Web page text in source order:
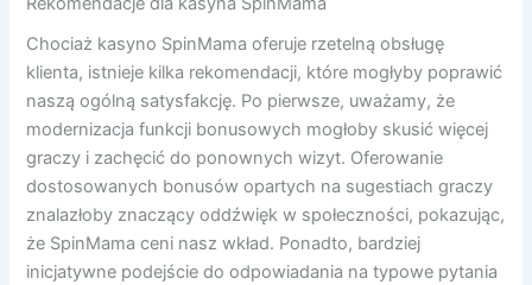
Chociaż kasyno SpinMama oferuje rzetelną obsługę
klienta, istnieje kilka rekomendacji, które mogłyby poprawić
naszą ogólną satysfakcję. Po pierwsze, uważamy, że
modernizacja funkcji bonusowych mogłoby skusić więcej
graczy i zachęcić do ponownych wizyt. Oferowanie
dostosowanych bonusów opartych na sugestiach graczy
znalazłoby znaczący oddźwięk w społeczności, pokazując,
że SpinMama ceni nasz wkład. Ponadto, bardziej
inicjatywne podejście do odpowiadania na typowe pytania